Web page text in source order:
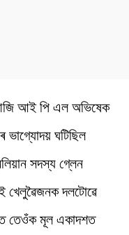
আই পি এল অভিষেক
ভাগ্যোদয় ঘটিছিল
সদস্য গ্লেন
খেলুৱৈজনক দলটোৱে
তেওঁক মূল একাদশত